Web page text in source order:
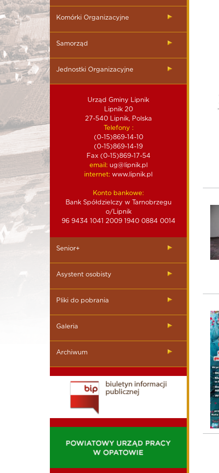
Komórki Organizacyjne
Samorząd
Jednostki Organizacyjne
Urząd Gminy Lipnik
Lipnik 20
27-540 Lipnik, Polska
Telefony :
(0-15)869-14-10
(0-15)869-14-19
Fax (0-15)869-17-54
email:ug@lipnik.pl
internet: www.lipnik.pl
Konto bankowe:
Bank Spółdzielczy w Tarnobrzegu
o/Lipnik
96 9434 1041 2009 1940 0884 0014
Senior+
Asystent osobisty
Pliki do pobrania
Galeria
Archiwum